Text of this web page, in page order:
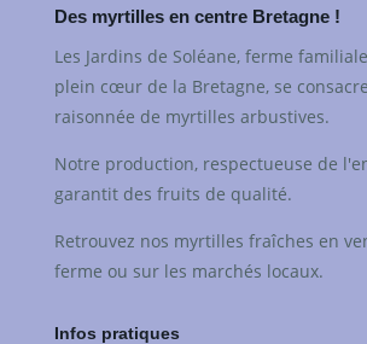
Des myrtilles en centre Bretagne !
Les Jardins de Soléane, ferme
plein cœur de la Bretagne, se
raisonnée de myrtilles arbustives.
Notre production, respectueuse de
garantit des fruits de qualité.
Retrouvez nos myrtilles fraîches en
ferme ou sur les marchés locaux.
Infos pratiques